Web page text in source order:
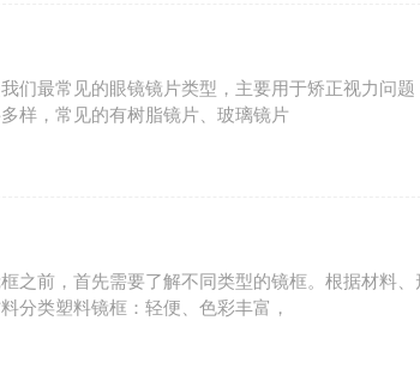
们最常见的眼镜镜片类型，主要用于矫正视力问题
样，常见的有树脂镜片、玻璃镜片
之前，首先需要了解不同类型的镜框。根据材料、
分类塑料镜框：轻便、色彩丰富，